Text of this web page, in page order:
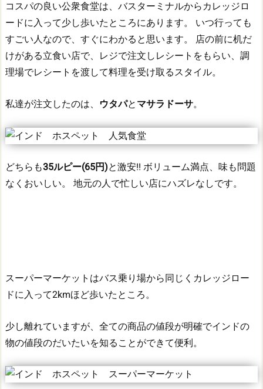
コスパの良い公衆食堂は、バスターミナルからカレッジロ
ードに入って少し歩いたところにあります。
いつ行っても
すごい人なので、すぐにわかると思います。
店の前に机だ
けがある立食い店で、レジで注文しレシートをもらい、調
理場でレシートを渡して料理を受け取るスタイル。
私達が注文したのは、 ウタパと マサラドーサ。
どちらも35ルピー(65円)と激安!! ボリューム満点、味も問題
なくおいしい。
地元の人で忙しい店にハズレなしです。
スーパーマーケットはバス乗り場から同じくカレッジロー
ドに入って2kmほど歩いたところ。
少し離れていますが、全ての商品の値段が明確でインドの
物の値段のだいたいを知ることができて便利。